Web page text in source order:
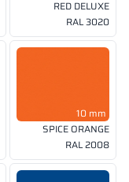
RED DELUXE
RAL 3020
10 mm
SPICE ORANGE
RAL 2008